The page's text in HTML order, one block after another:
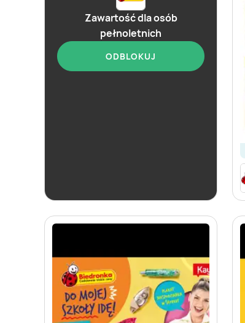
Zawartość dla osób
pełnoletnich
ODBLOKUJ